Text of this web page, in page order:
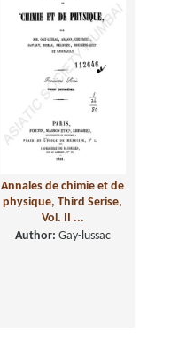
Annales de chimie et de
physique, Third Serise,
Vol. II ...
Author: Gay-lussac